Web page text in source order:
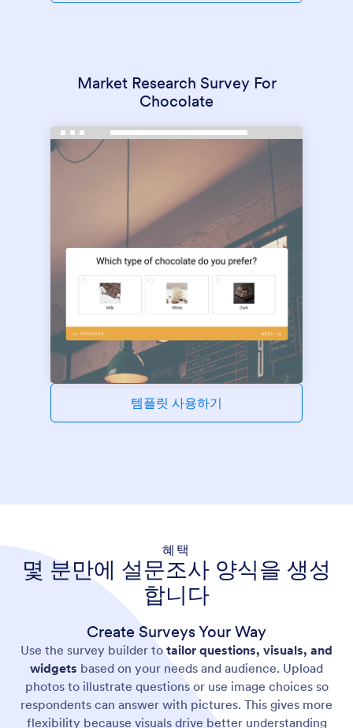
Market Research Survey For
Chocolate
템플릿 사용하기
혜택
몇 분만에 설문조사 양식을 생성
합니다
Create Surveys Your Way
Use the survey builder to tailor questions, visuals, and
widgets based on your needs and audience. Upload
photos to illustrate questions or use image choices so
respondents can answer with pictures. This gives more
flexibility because visuals drive better understanding